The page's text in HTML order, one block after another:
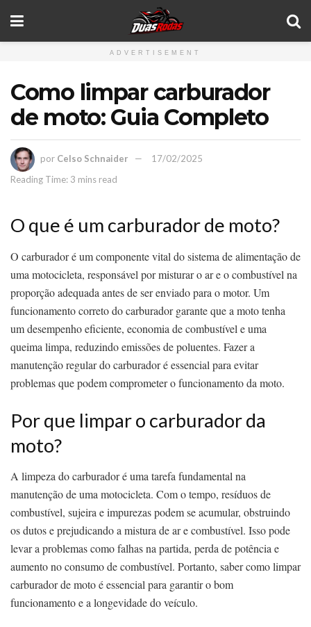
ADVERTISEMENT
Como limpar carburador
de moto: Guia Completo
por Celso Schnaider
17/02/2025
Reading Time: 3 mins read
O que é um carburador de moto?
O carburador é um componente vital do sistema de alimentação de
uma motocicleta, responsável por misturar o ar e o combustível na
proporção adequada antes de ser enviado para o motor. Um
funcionamento correto do carburador garante que a moto tenha
um desempenho eficiente, economia de combustível e uma
queima limpa, reduzindo emissões de poluentes. Fazer a
manutenção regular do carburador é essencial para evitar
problemas que podem comprometer o funcionamento da moto.
Por que limpar o carburador da
moto?
A limpeza do carburador é uma tarefa fundamental na
manutenção de uma motocicleta. Com o tempo, resíduos de
combustível, sujeira e impurezas podem se acumular, obstruindo
os dutos e prejudicando a mistura de ar e combustível. Isso pode
levar a problemas como falhas na partida, perda de potência e
aumento no consumo de combustível. Portanto, saber como limpar
carburador de moto é essencial para garantir o bom
funcionamento e a longevidade do veículo.